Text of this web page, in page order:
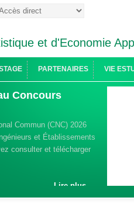
et d'Economie
PARTENAIRES VIE
Concours
Commun (CNC) 2026
et Établissements
consulter et télécharger
Lire plus ...